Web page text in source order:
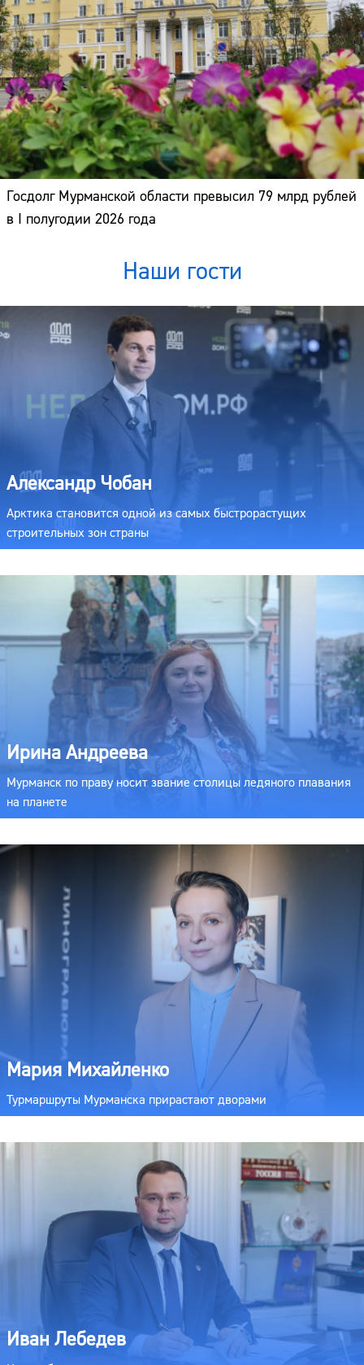
Госдолг Мурманской области превысил 79 млрд рублей
в I полугодии 2026 года
Наши гости
Александр Чобан
Арктика становится одной из самых быстрорастущих
строительных зон страны
Ирина Андреева
Мурманск по праву носит звание столицы ледяного плавания
на планете
Мария Михайленко
Турмаршруты Мурманска прирастают дворами
Иван Лебедев